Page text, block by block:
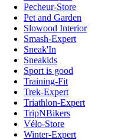
Pecheur-Store
Pet and Garden
Slowood Interior
Smash-Expert
Sneak'In
Sneakids
Sport is good
Training-Fit
Trek-Expert
Triathlon-Expert
TripNBikers
Vélo-Store
Winter-Expert